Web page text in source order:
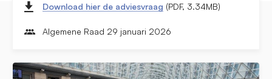
Download hier de adviesvraag (PDF, 3.34MB)
Algemene Raad 29 januari 2026